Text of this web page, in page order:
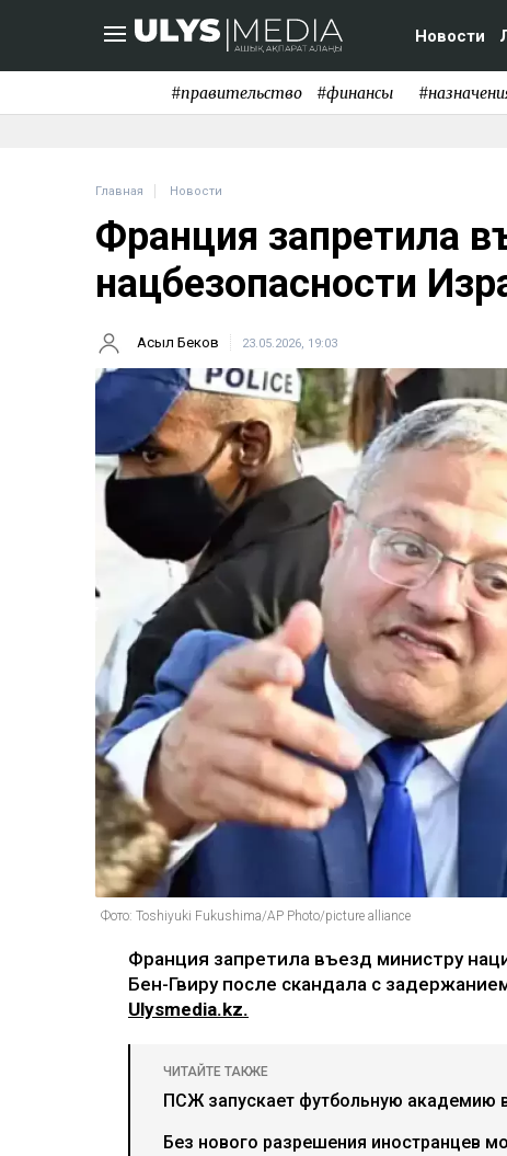
Новости
#правительство #финансы
Главная Новости
Франция запретила
нацбезопасности
Асыл Беков 23.05.2026, 19:03
Фото: Toshiyuki Fukushima/AP Photo/picture alliance
Франция запретила въезд министру
Бен-Гвиру после скандала с
Ulysmedia.kz.
ЧИТАЙТЕ ТАКЖЕ
ПСЖ запускает футбольную академию
Без нового разрешения иностранцев